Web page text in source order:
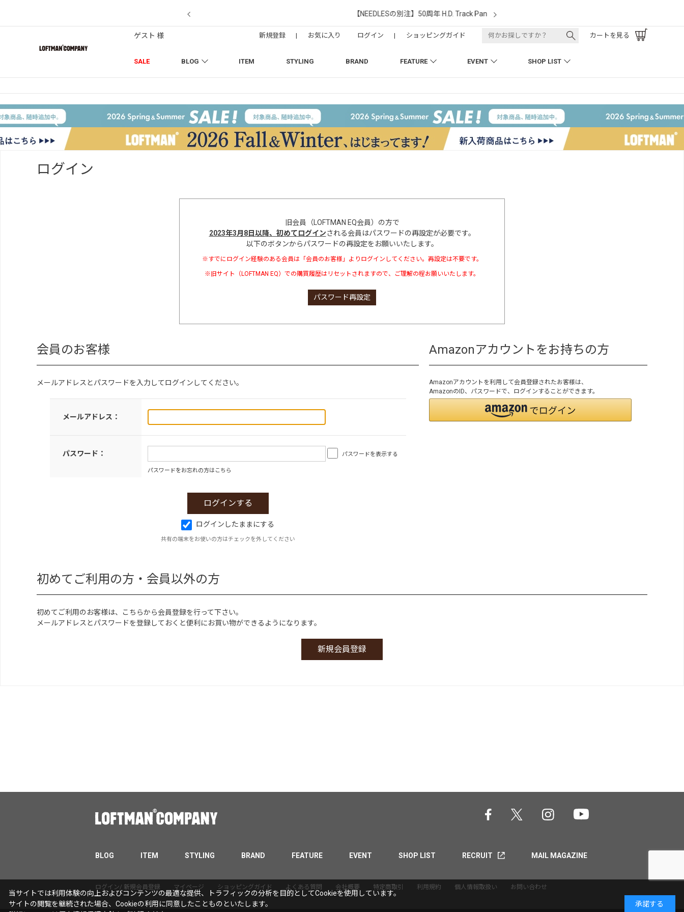
【NEEDLESの別注】50周年 H.D. Track Pant
SALE BLOG ITEM STYLING BRAND FEATURE EVENT SHOP LIST
ゲスト 様 新規登録 | お気に入り ログイン | ショッピングガイド カートを見る
ログイン
旧会員（LOFTMAN EQ会員）の方で
2023年3月8日以降、初めてログインされる会員はパスワードの再設定が必要です。
以下のボタンからパスワードの再設定をお願いいたします。
※すでにログイン経験のある会員は「会員のお客様」よりログインしてください。再設定は不要です。
※旧サイト（LOFTMAN EQ）での購買履歴はリセットされますので、ご理解の程お願いいたします。
パスワード再設定
会員のお客様
メールアドレスとパスワードを入力してログインしてください。
メールアドレス：
パスワード： パスワードを表示する
パスワードをお忘れの方はこちら
ログインしたままにする
共有の端末をお使いの方はチェックを外してください
Amazonアカウントをお持ちの方
Amazonアカウントを利用して会員登録されたお客様は、
AmazonのID、パスワードで、ログインすることができます。
初めてご利用の方・会員以外の方
初めてご利用のお客様は、こちらから会員登録を行って下さい。
メールアドレスとパスワードを登録しておくと便利にお買い物ができるようになります。
BLOG ITEM STYLING BRAND FEATURE EVENT SHOP LIST RECRUIT MAIL MAGAZINE
ログイン/ 新規会員登録 マイページ ショッピングガイド よくある質問 会社概要 特定商取引 利用規約 個人情報取扱い お問い合わせ
当サイトでは利用体験の向上およびコンテンツの最適な提供、トラフィックの分析を目的としてCookieを使用しています。
サイトの閲覧を継続された場合、Cookieの利用に同意したことものといたします。
承諾する